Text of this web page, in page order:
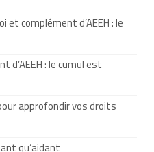
carte d’invalidité
et complément d’AEEH : le
d’AEEH : le cumul est
approfondir vos droits
qu’aidant